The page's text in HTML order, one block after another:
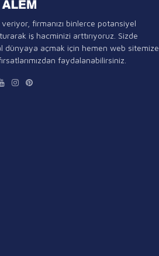
veriyor, firmanızı binlerce potansiyel
iş hacminizi arttırıyoruz. Sizde
dünyaya açmak için hemen web sitemize
faydalanabilirsiniz.